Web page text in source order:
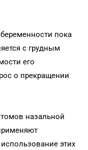
пока
с грудным
его
о прекращении
назальной
этих